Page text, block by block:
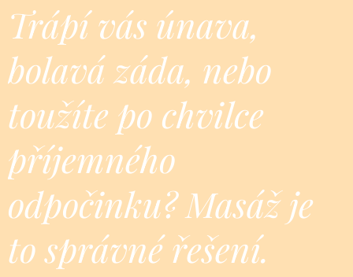
Trápí vás únava,
bolavá záda, nebo
toužíte po chvilce
příjemného
odpočinku? Masáž je
to správné řešení.